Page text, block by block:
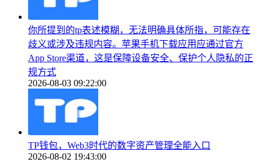
你所提到的tp表述模糊，无法明确具体所指，可能存在
歧义或涉及违规内容。苹果手机下载应用应通过官方
App Store渠道，这是保障设备安全、保护个人隐私的正
规方式
2026-08-03 09:22:00
TP钱包，Web3时代的数字资产管理全能入口
2026-08-02 19:43:00